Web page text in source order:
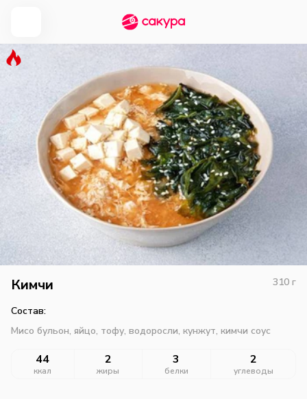
Кимчи 310 г
Состав:
Мисо бульон, яйцо, тофу, водоросли, кунжут, кимчи соус
44
ккал
2
жиры
3
белки
2
углеводы